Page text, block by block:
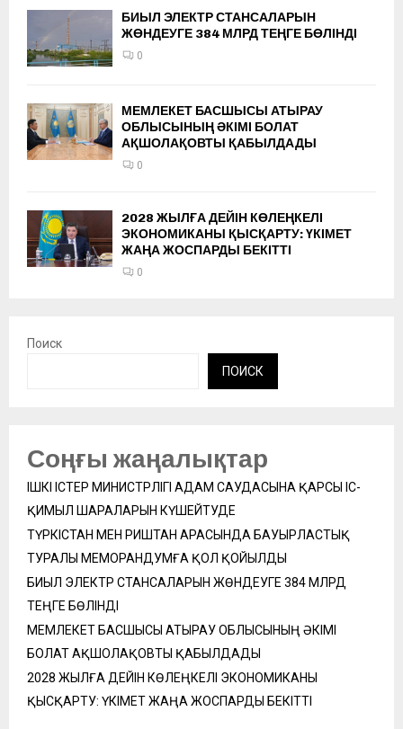
БИЫЛ ЭЛЕКТР СТАНСАЛАРЫН
ЖӨНДЕУГЕ 384 МЛРД ТЕҢГЕ БӨЛІНДІ
0
МЕМЛЕКЕТ БАСШЫСЫ АТЫРАУ
ОБЛЫСЫНЫҢ ӘКІМІ БОЛАТ
АҚШОЛАҚОВТЫ ҚАБЫЛДАДЫ
0
2028 ЖЫЛҒА ДЕЙІН КӨЛЕҢКЕЛІ
ЭКОНОМИКАНЫ ҚЫСҚАРТУ: ҮКІМЕТ
ЖАҢА ЖОСПАРДЫ БЕКІТТІ
0
Поиск
ПОИСК
Соңғы жаңалықтар
ІШКІ ІСТЕР МИНИСТРЛІГІ АДАМ САУДАСЫНА ҚАРСЫ ІС-
ҚИМЫЛ ШАРАЛАРЫН КҮШЕЙТУДЕ
ТҮРКІСТАН МЕН РИШТАН АРАСЫНДА БАУЫРЛАСТЫҚ
ТУРАЛЫ МЕМОРАНДУМҒА ҚОЛ ҚОЙЫЛДЫ
БИЫЛ ЭЛЕКТР СТАНСАЛАРЫН ЖӨНДЕУГЕ 384 МЛРД
ТЕҢГЕ БӨЛІНДІ
МЕМЛЕКЕТ БАСШЫСЫ АТЫРАУ ОБЛЫСЫНЫҢ ӘКІМІ
БОЛАТ АҚШОЛАҚОВТЫ ҚАБЫЛДАДЫ
2028 ЖЫЛҒА ДЕЙІН КӨЛЕҢКЕЛІ ЭКОНОМИКАНЫ
ҚЫСҚАРТУ: ҮКІМЕТ ЖАҢА ЖОСПАРДЫ БЕКІТТІ